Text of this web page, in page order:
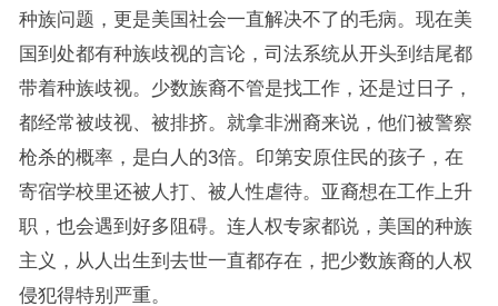
种族问题，更是美国社会一直解决不了的毛病。现在美
国到处都有种族歧视的言论，司法系统从开头到结尾都
带着种族歧视。少数族裔不管是找工作，还是过日子，
都经常被歧视、被排挤。就拿非洲裔来说，他们被警察
枪杀的概率，是白人的3倍。印第安原住民的孩子，在
寄宿学校里还被人打、被人性虐待。亚裔想在工作上升
职，也会遇到好多阻碍。连人权专家都说，美国的种族
主义，从人出生到去世一直都存在，把少数族裔的人权
侵犯得特别严重。